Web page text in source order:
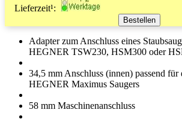
Lieferzeit¹:
Adapter zum Anschluss eines
HEGNER TSW230, HSM300 oder
34,5 mm Anschluss (innen) passend für
HEGNER Maximus Saugers
58 mm Maschinenanschluss